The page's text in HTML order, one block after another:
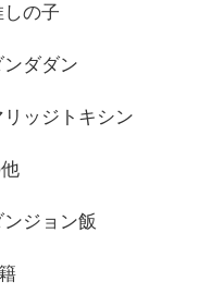
しの子
ンダダン
リッジトキシン
ンジョン飯